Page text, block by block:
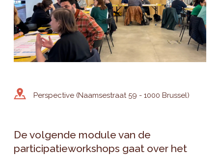
Perspective (Naamsestraat 59 - 1000 Brussel)
De volgende module van de
participatieworkshops gaat over het